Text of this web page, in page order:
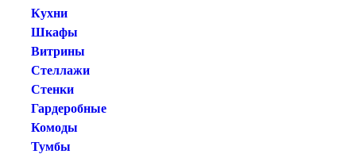
Кухни
Шкафы
Витрины
Стеллажи
Стенки
Гардеробные
Комоды
Тумбы